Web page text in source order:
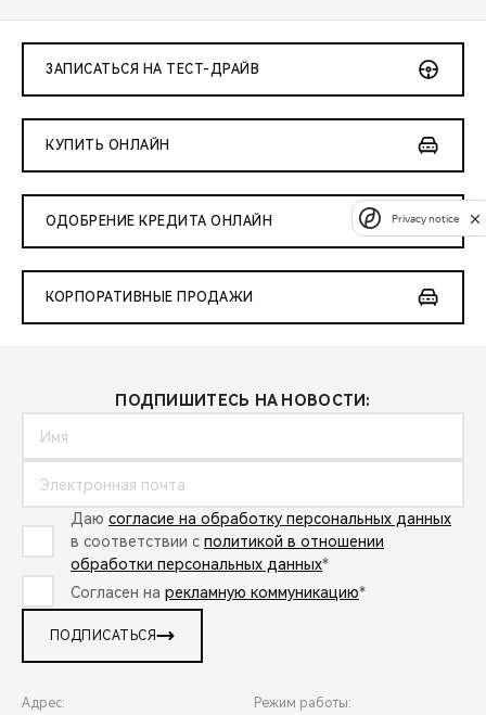
ЗАПИСАТЬСЯ НА ТЕСТ-ДРАЙВ
КУПИТЬ ОНЛАЙН
ОДОБРЕНИЕ КРЕДИТА ОНЛАЙН
КОРПОРАТИВНЫЕ ПРОДАЖИ
ПОДПИШИТЕСЬ НА НОВОСТИ:
Даю согласие на обработку персональных данных
в соответствии с политикой в отношении
обработки персональных данных*
Согласен на рекламную коммуникацию*
ПОДПИСАТЬСЯ
Адрес: Режим работы:
Privacy notice